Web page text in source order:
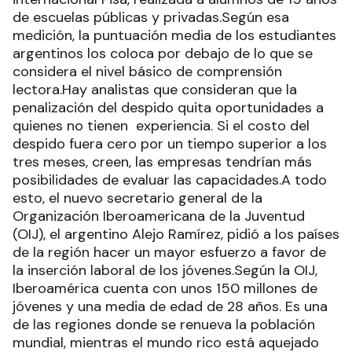
de escuelas públicas y privadas.Según esa
medición, la puntuación media de los estudiantes
argentinos los coloca por debajo de lo que se
considera el nivel básico de comprensión
lectora.Hay analistas que consideran que la
penalización del despido quita oportunidades a
quienes no tienen experiencia. Si el costo del
despido fuera cero por un tiempo superior a los
tres meses, creen, las empresas tendrían más
posibilidades de evaluar las capacidades.A todo
esto, el nuevo secretario general de la
Organización Iberoamericana de la Juventud
(OIJ), el argentino Alejo Ramírez, pidió a los países
de la región hacer un mayor esfuerzo a favor de
la inserción laboral de los jóvenes.Según la OIJ,
Iberoamérica cuenta con unos 150 millones de
jóvenes y una media de edad de 28 años. Es una
de las regiones donde se renueva la población
mundial, mientras el mundo rico está aquejado